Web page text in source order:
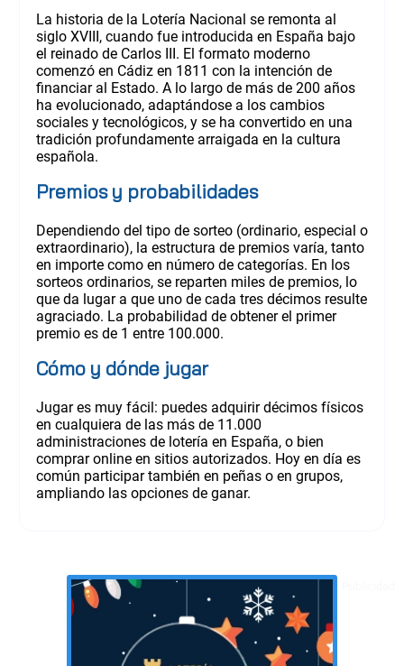
La historia de la Lotería Nacional se remonta al
siglo XVIII, cuando fue introducida en España bajo
el reinado de Carlos III. El formato moderno
comenzó en Cádiz en 1811 con la intención de
financiar al Estado. A lo largo de más de 200 años
ha evolucionado, adaptándose a los cambios
sociales y tecnológicos, y se ha convertido en una
tradición profundamente arraigada en la cultura
española.
Premios y probabilidades
Dependiendo del tipo de sorteo (ordinario, especial o
extraordinario), la estructura de premios varía, tanto
en importe como en número de categorías. En los
sorteos ordinarios, se reparten miles de premios, lo
que da lugar a que uno de cada tres décimos resulte
agraciado. La probabilidad de obtener el primer
premio es de 1 entre 100.000.
Cómo y dónde jugar
Jugar es muy fácil: puedes adquirir décimos físicos
en cualquiera de las más de 11.000
administraciones de lotería en España, o bien
comprar online en sitios autorizados. Hoy en día es
común participar también en peñas o en grupos,
ampliando las opciones de ganar.